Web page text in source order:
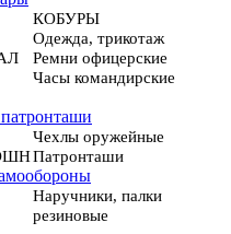
КОБУРЫ
Одежда, трикотаж
Ремни офицерские
Часы командирские
Чехлы оружейные
Патронташи
Наручники, палки
резиновые